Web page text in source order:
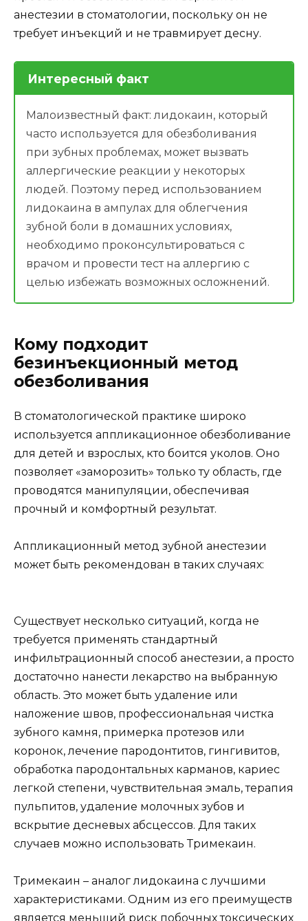
анестезии в стоматологии, поскольку он не
требует инъекций и не травмирует десну.
Интересный факт
Малоизвестный факт: лидокаин, который
часто используется для обезболивания
при зубных проблемах, может вызвать
аллергические реакции у некоторых
людей. Поэтому перед использованием
лидокаина в ампулах для облегчения
зубной боли в домашних условиях,
необходимо проконсультироваться с
врачом и провести тест на аллергию с
целью избежать возможных осложнений.
Кому подходит
безинъекционный метод
обезболивания
В стоматологической практике широко
используется аппликационное обезболивание
для детей и взрослых, кто боится уколов. Оно
позволяет «заморозить» только ту область, где
проводятся манипуляции, обеспечивая
прочный и комфортный результат.
Аппликационный метод зубной анестезии
может быть рекомендован в таких случаях:
Существует несколько ситуаций, когда не
требуется применять стандартный
инфильтрационный способ анестезии, а просто
достаточно нанести лекарство на выбранную
область. Это может быть удаление или
наложение швов, профессиональная чистка
зубного камня, примерка протезов или
коронок, лечение пародонтитов, гингивитов,
обработка пародонтальных карманов, кариес
легкой степени, чувствительная эмаль, терапия
пульпитов, удаление молочных зубов и
вскрытие десневых абсцессов. Для таких
случаев можно использовать Тримекаин.
Тримекаин – аналог лидокаина с лучшими
характеристиками. Одним из его преимуществ
является меньший риск побочных токсических